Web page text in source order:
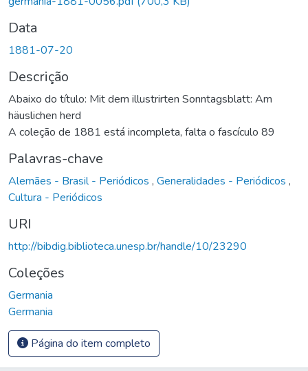
Data
1881-07-20
Descrição
Abaixo do título: Mit dem illustrirten Sonntagsblatt: Am
häuslichen herd
A coleção de 1881 está incompleta, falta o fascículo 89
Palavras-chave
Alemães - Brasil - Periódicos , Generalidades - Periódicos ,
Cultura - Periódicos
URI
http://bibdig.biblioteca.unesp.br/handle/10/23290
Coleções
Germania
Germania
Página do item completo